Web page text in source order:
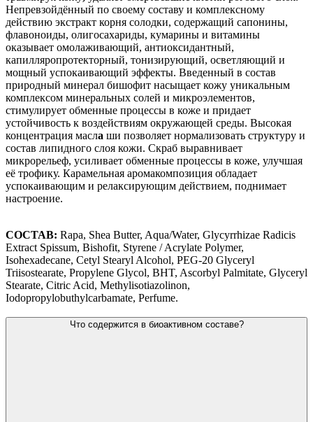
Непревзойдённый по своему составу и комплексному
действию экстракт корня солодки, содержащий сапонины,
флавоноиды, олигосахариды, кумарины и витамины
оказывает омолаживающий, антиоксидантный,
капилляропротекторный, тонизирующий, осветляющий и
мощный успокаивающий эффекты. Введенный в состав
природный минерал бишофит насыщает кожу уникальным
комплексом минеральных солей и микроэлементов,
стимулирует обменные процессы в коже и придает
устойчивость к воздействиям окружающей среды. Высокая
концентрация масла ши позволяет нормализовать структуру и
состав липидного слоя кожи. Скраб выравнивает
микрорельеф, усиливает обменные процессы в коже, улучшая
её трофику. Карамельная аромакомпозиция обладает
успокаивающим и релаксирующим действием, поднимает
настроение.
СОСТАВ: Rapa, Shea Butter, Aqua/Water, Glycyrrhizae Radicis
Extract Spissum, Bishofit, Styrene / Acrylate Polymer,
Isohexadecane, Cetyl Stearyl Alcohol, PEG-20 Glyceryl
Triisostearate, Propylene Glycol, BHT, Ascorbyl Palmitate, Glyceryl
Stearate, Citric Acid, Methylisotiazolinon,
Iodopropylobuthylcarbamate, Perfume.
Что содержится в биоактивном составе?